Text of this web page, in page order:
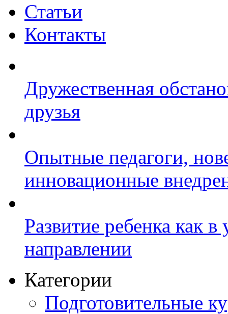
Статьи
Контакты
Дружественная
друзья
Опытные педагоги,
инновационные
Развитие ребенка как
направлении
Категории
Подготовительные